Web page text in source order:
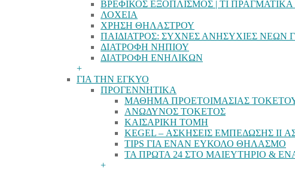
ΒΡΕΦΙΚΟΣ ΕΞΟΠΛΙΣΜΟΣ | ΤΙ
ΛΟΧΕΙΑ
ΧΡΗΣΗ ΘΗΛΑΣΤΡΟΥ
ΠΑΙΔΙΑΤΡΟΣ: ΣΥΧΝΕΣ ΑΝΗΣΥΧΙΕΣ ΝΕΩΝ
ΔΙΑΤΡΟΦΗ ΝΗΠΙΟΥ
ΔΙΑΤΡΟΦΗ ΕΝΗΛΙΚΩΝ
+
ΓΙΑ ΤΗΝ ΕΓΚΥΟ
ΠΡΟΓΕΝΝΗΤΙΚΑ
ΜΑΘΗΜΑ ΠΡΟΕΤΟΙΜΑΣΙΑΣ
ΑΝΩΔΥΝΟΣ ΤΟΚΕΤΟΣ
ΚΑΙΣΑΡΙΚΗ ΤΟΜΗ
KEGEL – ΑΣΚΗΣΕΙΣ ΕΜΠΕΔΩΣΗΣ II
TIPS ΓΙΑ ΕΝΑΝ ΕΥΚΟΛΟ ΘΗΛΑΣΜΟ
ΤΑ ΠΡΩΤΑ 24 ΣΤΟ ΜΑΙΕΥΤΗΡΙΟ &
+